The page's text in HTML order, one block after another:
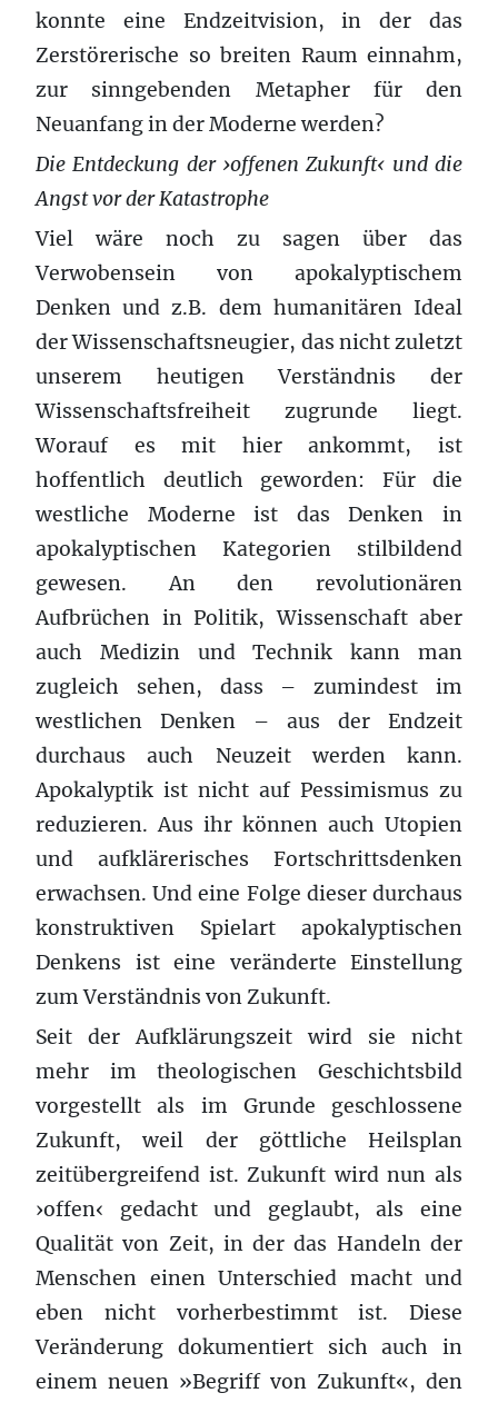
konnte eine Endzeitvision, in der das
Zerstörerische so breiten Raum einnahm,
zur sinngebenden Metapher für den
Neuanfang in der Moderne werden?
Die Entdeckung der ›offenen Zukunft‹ und die
Angst vor der Katastrophe
Viel wäre noch zu sagen über das
Verwobensein von apokalyptischem
Denken und z.B. dem humanitären Ideal
der Wissenschaftsneugier, das nicht zuletzt
unserem heutigen Verständnis der
Wissenschaftsfreiheit zugrunde liegt.
Worauf es mit hier ankommt, ist
hoffentlich deutlich geworden: Für die
westliche Moderne ist das Denken in
apokalyptischen Kategorien stilbildend
gewesen. An den revolutionären
Aufbrüchen in Politik, Wissenschaft aber
auch Medizin und Technik kann man
zugleich sehen, dass – zumindest im
westlichen Denken – aus der Endzeit
durchaus auch Neuzeit werden kann.
Apokalyptik ist nicht auf Pessimismus zu
reduzieren. Aus ihr können auch Utopien
und aufklärerisches Fortschrittsdenken
erwachsen. Und eine Folge dieser durchaus
konstruktiven Spielart apokalyptischen
Denkens ist eine veränderte Einstellung
zum Verständnis von Zukunft.
Seit der Aufklärungszeit wird sie nicht
mehr im theologischen Geschichtsbild
vorgestellt als im Grunde geschlossene
Zukunft, weil der göttliche Heilsplan
zeitübergreifend ist. Zukunft wird nun als
›offen‹ gedacht und geglaubt, als eine
Qualität von Zeit, in der das Handeln der
Menschen einen Unterschied macht und
eben nicht vorherbestimmt ist. Diese
Veränderung dokumentiert sich auch in
einem neuen »Begriff von Zukunft«, den